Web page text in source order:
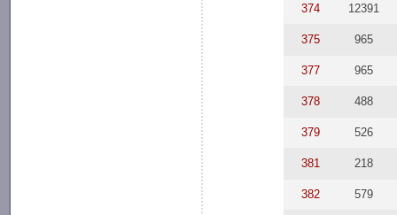
374 12391
375 965
377 965
378 488
379 526
381 218
382 579